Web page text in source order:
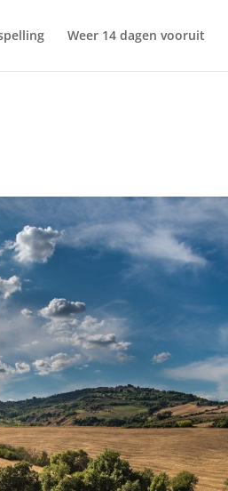
Weer 14 dagen vooruit